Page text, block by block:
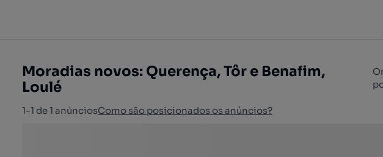
Moradias novos: Querença, Tôr e Benafim,
Loulé
1-1 de 1 anúnciosComo são posicionados os anúncios?